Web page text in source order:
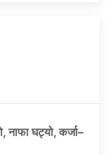
नाफा घट्यो, कर्जा–